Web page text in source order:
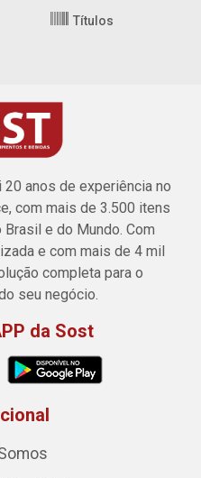
Títulos
anos de experiência no
com mais de 3.500 itens
e do Mundo. Com
e com mais de 4 mil
completa para o
seu negócio.
da Sost